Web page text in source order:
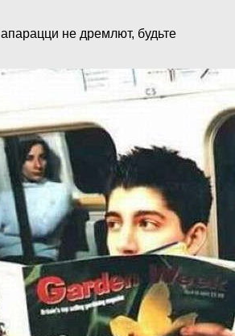
не дремлют, будьте